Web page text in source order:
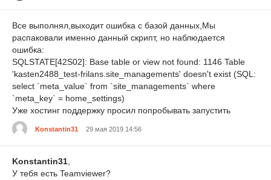
Все выполнял,выходит ошибка с базой данных,Мы
распаковали именно данный скрипт, но наблюдается
ошибка:
SQLSTATE[42S02]: Base table or view not found: 1146 Table
'kasten2488_test-frilans.site_managements' doesn't exist (SQL:
select `meta_value` from `site_managements` where
`meta_key` = home_settings)
Уже хостинг поддержку просил попробывать запустить
Konstantin31 29 мая 2019 14:56
Konstantin31
У тебя есть Teamviewer?